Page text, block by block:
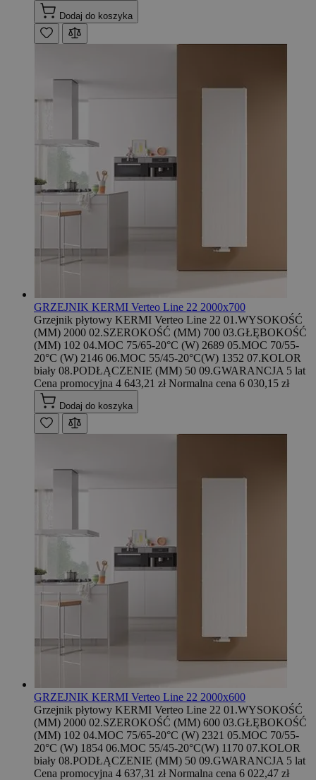
Dodaj do koszyka
GRZEJNIK KERMI Verteo Line 22 2000x700
Grzejnik płytowy KERMI Verteo Line 22 01.WYSOKOŚĆ
(MM) 2000 02.SZEROKOŚĆ (MM) 700 03.GŁĘBOKOŚĆ
(MM) 102 04.MOC 75/65-20°C (W) 2689 05.MOC 70/55-
20°C (W) 2146 06.MOC 55/45-20°C(W) 1352 07.KOLOR
biały 08.PODŁĄCZENIE (MM) 50 09.GWARANCJA 5 lat
Cena promocyjna 4 643,21 zł Normalna cena 6 030,15 zł
Dodaj do koszyka
GRZEJNIK KERMI Verteo Line 22 2000x600
Grzejnik płytowy KERMI Verteo Line 22 01.WYSOKOŚĆ
(MM) 2000 02.SZEROKOŚĆ (MM) 600 03.GŁĘBOKOŚĆ
(MM) 102 04.MOC 75/65-20°C (W) 2321 05.MOC 70/55-
20°C (W) 1854 06.MOC 55/45-20°C(W) 1170 07.KOLOR
biały 08.PODŁĄCZENIE (MM) 50 09.GWARANCJA 5 lat
Cena promocyjna 4 637,31 zł Normalna cena 6 022,47 zł